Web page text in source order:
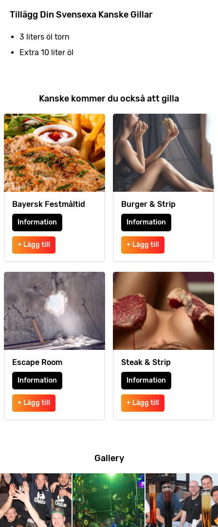
Tillägg Din Svensexa Kanske Gillar
3 liters öl torn
Extra 10 liter öl
Kanske kommer du också att gilla
Bayersk Festmåltid
Information
+ Lägg till
Burger & Strip
Information
+ Lägg till
Escape Room
Information
+ Lägg till
Steak & Strip
Information
+ Lägg till
Gallery